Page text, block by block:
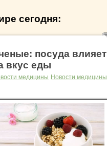
сегодня:
посуда влияет
вкус еды
медицины Новости медицины